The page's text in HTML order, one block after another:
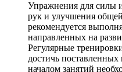
Упражнения для силы
рук и улучшения
рекомендуется
направленных на
Регулярные
достичь
началом занятий